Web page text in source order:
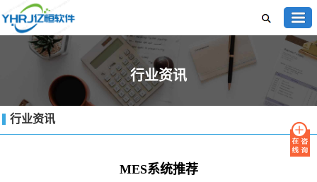
行业资讯
行业资讯
MES系统推荐